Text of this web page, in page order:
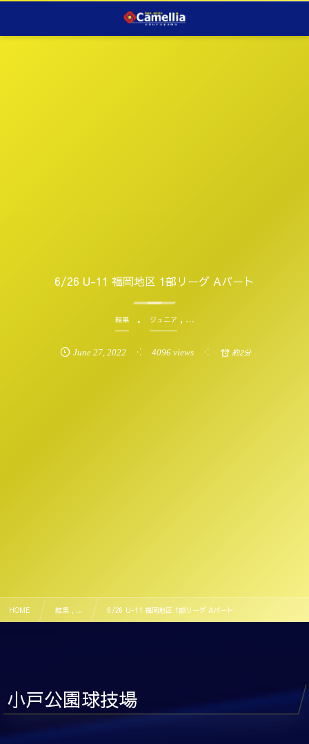
6/26 U-11 福岡地区 1部リーグ Aパート
結果 ジュニア , …
June 27, 2022 4096 views 約2分
HOME 結果 , … 6/26 U-11 福岡地区 1部リーグ Aパート
小戸公園球技場